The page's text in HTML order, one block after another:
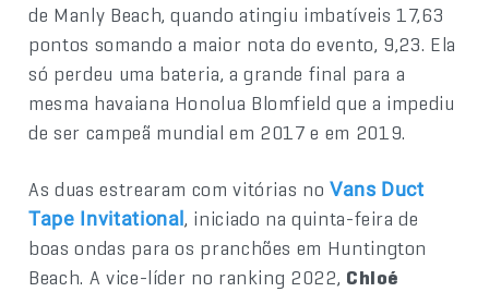
de Manly Beach, quando atingiu imbatíveis 17,63
pontos somando a maior nota do evento, 9,23. Ela
só perdeu uma bateria, a grande final para a
mesma havaiana Honolua Blomfield que a impediu
de ser campeã mundial em 2017 e em 2019.
As duas estrearam com vitórias no Vans Duct
Tape Invitational, iniciado na quinta-feira de
boas ondas para os pranchões em Huntington
Beach. A vice-líder no ranking 2022, Chloé